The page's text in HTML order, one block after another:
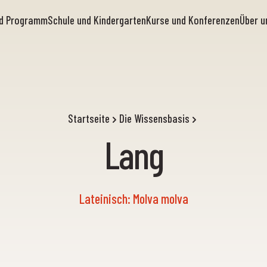
ProgrammSchule und KindergartenKurse und KonferenzenÜber
Startseite Die Wissensbasis
Lang
Lateinisch: Molva molva